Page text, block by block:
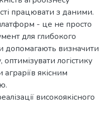
працювати з даними.
- це не просто
для глибокого
допомагають визначити
логістику
якісним
високоякісного